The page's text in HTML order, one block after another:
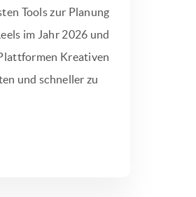
Tools zur Planung
im Jahr 2026 und
Kreativen
und schneller zu